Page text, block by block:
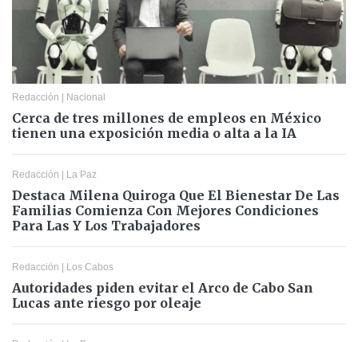
Redacción | Nacional
Cerca de tres millones de empleos en México
tienen una exposición media o alta a la IA
Redacción | La Paz
Destaca Milena Quiroga Que El Bienestar De Las
Familias Comienza Con Mejores Condiciones
Para Las Y Los Trabajadores
Redacción | Los Cabos
Autoridades piden evitar el Arco de Cabo San
Lucas ante riesgo por oleaje